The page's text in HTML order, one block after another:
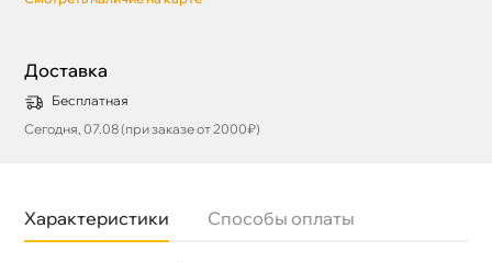
Доставка
Бесплатная
Сегодня, 07.08 (при заказе от 2000₽)
Характеристики Способы оплаты